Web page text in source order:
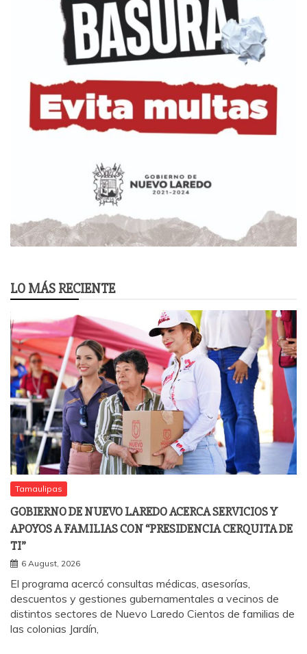
LO MÁS RECIENTE
Tamaulipas
GOBIERNO DE NUEVO LAREDO ACERCA SERVICIOS Y
APOYOS A FAMILIAS CON “PRESIDENCIA CERQUITA DE
TI”
6 August, 2026
El programa acercó consultas médicas, asesorías,
descuentos y gestiones gubernamentales a vecinos de
distintos sectores de Nuevo Laredo Cientos de familias de
las colonias Jardín,